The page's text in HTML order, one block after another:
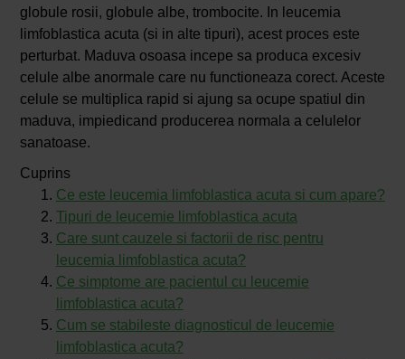
globule rosii, globule albe, trombocite. In leucemia
limfoblastica acuta (si in alte tipuri), acest proces este
perturbat. Maduva osoasa incepe sa produca excesiv
celule albe anormale care nu functioneaza corect. Aceste
celule se multiplica rapid si ajung sa ocupe spatiul din
maduva, impiedicand producerea normala a celulelor
sanatoase.
Cuprins
Ce este leucemia limfoblastica acuta si cum apare?
Tipuri de leucemie limfoblastica acuta
Care sunt cauzele si factorii de risc pentru
leucemia limfoblastica acuta?
Ce simptome are pacientul cu leucemie
limfoblastica acuta?
Cum se stabileste diagnosticul de leucemie
limfoblastica acuta?